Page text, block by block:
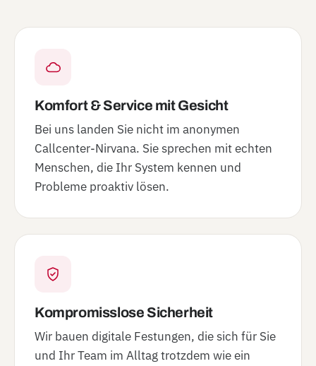
Komfort & Service mit Gesicht
Bei uns landen Sie nicht im anonymen
Callcenter-Nirvana. Sie sprechen mit echten
Menschen, die Ihr System kennen und
Probleme proaktiv lösen.
Kompromisslose Sicherheit
Wir bauen digitale Festungen, die sich für Sie
und Ihr Team im Alltag trotzdem wie ein